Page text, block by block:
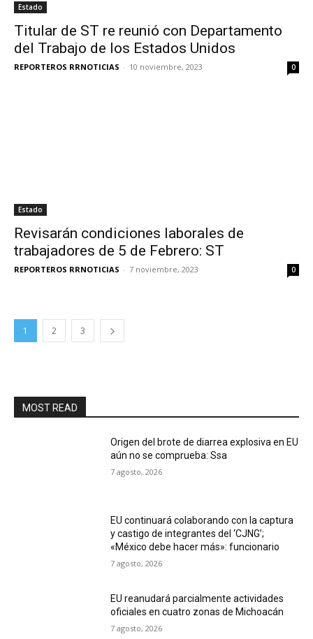
Estado
Titular de ST re reunió con Departamento
del Trabajo de los Estados Unidos
REPORTEROS RRNOTICIAS - 10 noviembre, 2023 0
Estado
Revisarán condiciones laborales de
trabajadores de 5 de Febrero: ST
REPORTEROS RRNOTICIAS - 7 noviembre, 2023 0
1 2 3
MOST READ
Origen del brote de diarrea explosiva en EU
aún no se comprueba: Ssa
7 agosto, 2026
EU continuará colaborando con la captura
y castigo de integrantes del ‘CJNG’;
«México debe hacer más»: funcionario
7 agosto, 2026
EU reanudará parcialmente actividades
oficiales en cuatro zonas de Michoacán
7 agosto, 2026